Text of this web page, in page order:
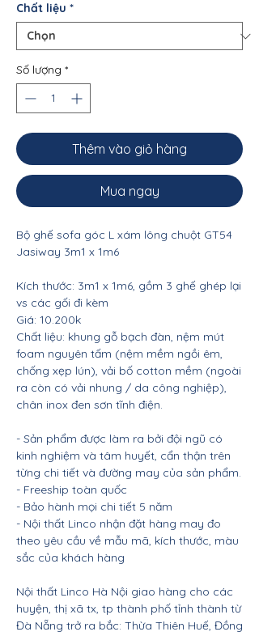
Chất liệu *
Số lượng *
Thêm vào giỏ hàng
Mua ngay
Bộ ghế sofa góc L xám lông chuột GT54
Jasiway 3m1 x 1m6
Kích thước: 3m1 x 1m6, gồm 3 ghế ghép lại
vs các gối đi kèm
Giá: 10.200k
Chất liệu: khung gỗ bạch đàn, nệm mút
foam nguyên tấm (nệm mềm ngồi êm,
chống xẹp lún), vải bố cotton mềm (ngoài
ra còn có vải nhung / da công nghiệp),
chân inox đen sơn tĩnh điện.
- Sản phẩm được làm ra bởi đội ngũ có
kinh nghiệm và tâm huyết, cẩn thận trên
từng chi tiết và đường may của sản phẩm.
- Freeship toàn quốc
- Bảo hành mọi chi tiết 5 năm
- Nội thất Linco nhận đặt hàng may đo
theo yêu cầu về mẫu mã, kích thước, màu
sắc của khách hàng
Nội thất Linco Hà Nội giao hàng cho các
huyện, thị xã tx, tp thành phố tỉnh thành từ
Đà Nẵng trở ra bắc: Thừa Thiên Huế, Đồng